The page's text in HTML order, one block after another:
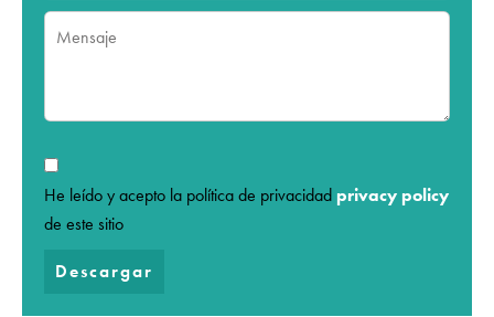
He leído y acepto la política de privacidad privacy policy
de este sitio
Descargar